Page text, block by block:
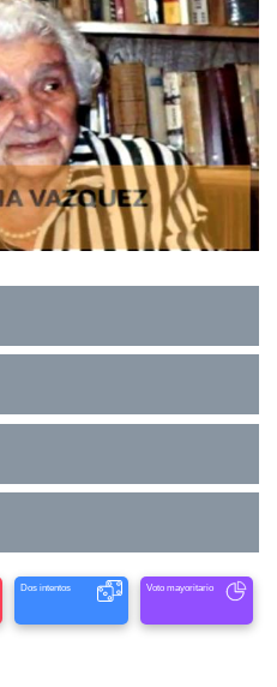
Dos intentos Voto mayoritario